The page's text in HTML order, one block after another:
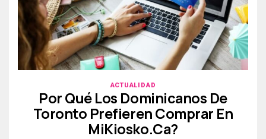
ACTUALIDAD
Por Qué Los Dominicanos De
Toronto Prefieren Comprar En
MiKiosko.ca?